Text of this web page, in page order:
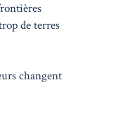
de terres
changent